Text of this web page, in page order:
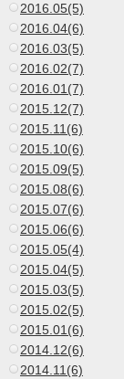
2016.05(5)
2016.04(6)
2016.03(5)
2016.02(7)
2016.01(7)
2015.12(7)
2015.11(6)
2015.10(6)
2015.09(5)
2015.08(6)
2015.07(6)
2015.06(6)
2015.05(4)
2015.04(5)
2015.03(5)
2015.02(5)
2015.01(6)
2014.12(6)
2014.11(6)